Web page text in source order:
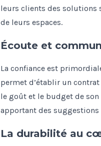
leurs clients des solutions
de leurs espaces.
Écoute et
La confiance est
permet d’établir un
le goût et le budget de
apportant des
La durabilité au